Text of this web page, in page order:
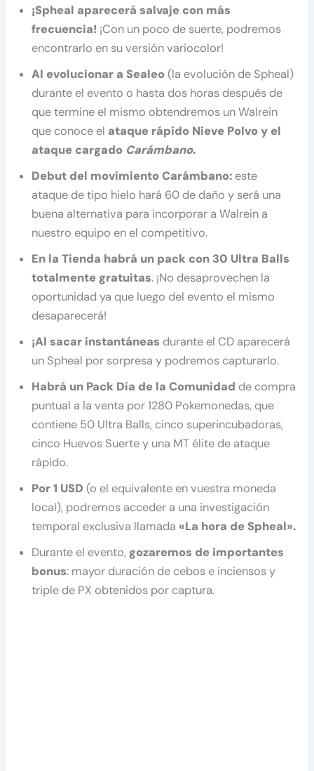
¡Spheal aparecerá salvaje con más
frecuencia! ¡Con un poco de suerte, podremos
encontrarlo en su versión variocolor!
Al evolucionar a Sealeo(la evolución de Spheal)
durante el evento o hasta dos horas después de
que termine el mismo obtendremos un Walrein
que conoce el ataque rápido Nieve Polvo y el
ataque cargado Carámbano.
Debut del movimiento Carámbano: este
ataque de tipo hielo hará 60 de daño y será una
buena alternativa para incorporar a Walrein a
nuestro equipo en el competitivo.
En la Tienda habrá un pack con 30 Ultra Balls
totalmente gratuitas. ¡No desaprovechen la
oportunidad ya que luego del evento el mismo
desaparecerá!
¡Al sacar instantáneas durante el CD aparecerá
un Spheal por sorpresa y podremos capturarlo.
Habrá un Pack Día de la Comunidad de compra
puntual a la venta por 1280 Pokemonedas, que
contiene 50 Ultra Balls, cinco superincubadoras,
cinco Huevos Suerte y una MT élite de ataque
rápido.
Por 1 USD(o el equivalente en vuestra moneda
local), podremos acceder a una investigación
temporal exclusiva llamada «La hora de Spheal».
Durante el evento, gozaremos de importantes
bonus: mayor duración de cebos e inciensos y
triple de PX obtenidos por captura.